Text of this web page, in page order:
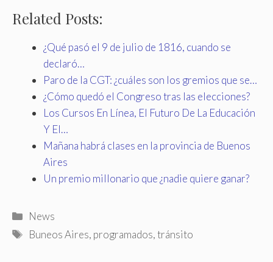
Related Posts:
¿Qué pasó el 9 de julio de 1816, cuando se
declaró…
Paro de la CGT: ¿cuáles son los gremios que se…
¿Cómo quedó el Congreso tras las elecciones?
Los Cursos En Línea, El Futuro De La Educación
Y El…
Mañana habrá clases en la provincia de Buenos
Aires
Un premio millonario que ¿nadie quiere ganar?
Categories
News
Tags
Buneos Aires, programados,tránsito